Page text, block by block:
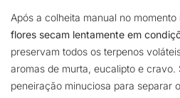
Após a colheita manual no
flores secam lentamente em
preservam todos os terpenos
aromas de murta, eucalipto e cravo.
peneiração minuciosa para separar